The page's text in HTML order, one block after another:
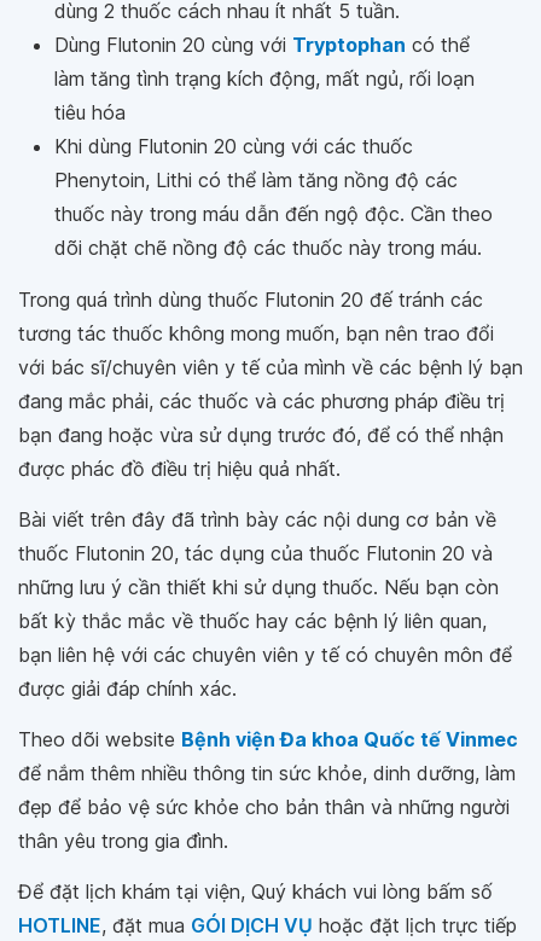
dùng 2 thuốc cách nhau ít nhất 5 tuần.
Dùng Flutonin 20 cùng với Tryptophan có thể
làm tăng tình trạng kích động, mất ngủ, rối loạn
tiêu hóa
Khi dùng Flutonin 20 cùng với các thuốc
Phenytoin, Lithi có thể làm tăng nồng độ các
thuốc này trong máu dẫn đến ngộ độc. Cần theo
dõi chặt chẽ nồng độ các thuốc này trong máu.
Trong quá trình dùng thuốc Flutonin 20 đế tránh các
tương tác thuốc không mong muốn, bạn nên trao đổi
với bác sĩ/chuyên viên y tế của mình về các bệnh lý bạn
đang mắc phải, các thuốc và các phương pháp điều trị
bạn đang hoặc vừa sử dụng trước đó, để có thể nhận
được phác đồ điều trị hiệu quả nhất.
Bài viết trên đây đã trình bày các nội dung cơ bản về
thuốc Flutonin 20, tác dụng của thuốc Flutonin 20 và
những lưu ý cần thiết khi sử dụng thuốc. Nếu bạn còn
bất kỳ thắc mắc về thuốc hay các bệnh lý liên quan,
bạn liên hệ với các chuyên viên y tế có chuyên môn để
được giải đáp chính xác.
Theo dõi website Bệnh viện Đa khoa Quốc tế Vinmec
để nắm thêm nhiều thông tin sức khỏe, dinh dưỡng, làm
đẹp để bảo vệ sức khỏe cho bản thân và những người
thân yêu trong gia đình.
Để đặt lịch khám tại viện, Quý khách vui lòng bấm số
HOTLINE, đặt mua GÓI DỊCH VỤ hoặc đặt lịch trực tiếp